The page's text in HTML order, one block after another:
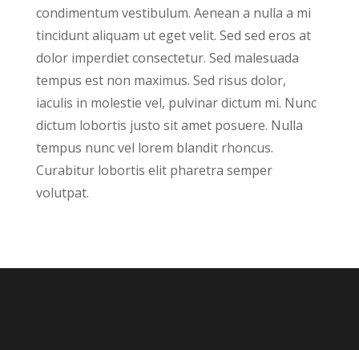
condimentum vestibulum. Aenean a nulla a mi
tincidunt aliquam ut eget velit. Sed sed eros at
dolor imperdiet consectetur. Sed malesuada
tempus est non maximus. Sed risus dolor,
iaculis in molestie vel, pulvinar dictum mi. Nunc
dictum lobortis justo sit amet posuere. Nulla
tempus nunc vel lorem blandit rhoncus.
Curabitur lobortis elit pharetra semper
volutpat.